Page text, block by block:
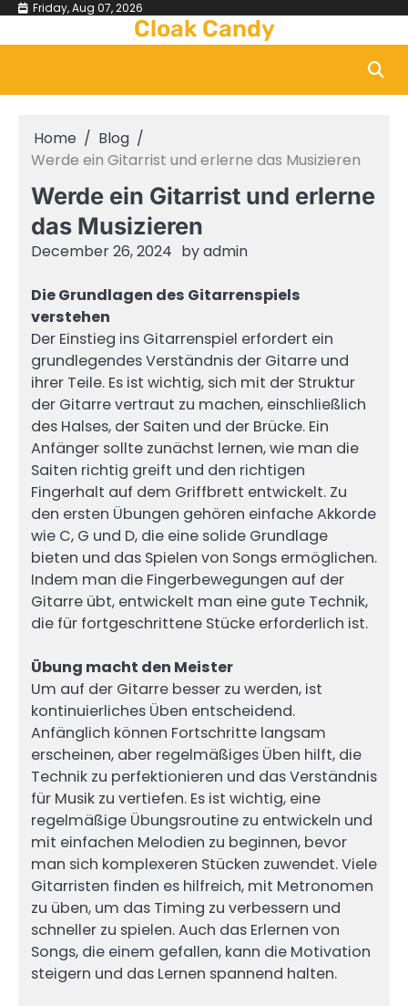
Skip Friday, Aug 07, 2026
Cloak Candy
Home
Blog
Werde ein Gitarrist und erlerne das Musizieren
Werde ein Gitarrist und erlerne
das Musizieren
December 26, 2024 byadmin
Die Grundlagen des Gitarrenspiels
verstehen
Der Einstieg ins Gitarrenspiel erfordert ein
grundlegendes Verständnis der Gitarre und
ihrer Teile. Es ist wichtig, sich mit der Struktur
der Gitarre vertraut zu machen, einschließlich
des Halses, der Saiten und der Brücke. Ein
Anfänger sollte zunächst lernen, wie man die
Saiten richtig greift und den richtigen
Fingerhalt auf dem Griffbrett entwickelt. Zu
den ersten Übungen gehören einfache Akkorde
wie C, G und D, die eine solide Grundlage
bieten und das Spielen von Songs ermöglichen.
Indem man die Fingerbewegungen auf der
Gitarre übt, entwickelt man eine gute Technik,
die für fortgeschrittene Stücke erforderlich ist.
Übung macht den Meister
Um auf der Gitarre besser zu werden, ist
kontinuierliches Üben entscheidend.
Anfänglich können Fortschritte langsam
erscheinen, aber regelmäßiges Üben hilft, die
Technik zu perfektionieren und das Verständnis
für Musik zu vertiefen. Es ist wichtig, eine
regelmäßige Übungsroutine zu entwickeln und
mit einfachen Melodien zu beginnen, bevor
man sich komplexeren Stücken zuwendet. Viele
Gitarristen finden es hilfreich, mit Metronomen
zu üben, um das Timing zu verbessern und
schneller zu spielen. Auch das Erlernen von
Songs, die einem gefallen, kann die Motivation
steigern und das Lernen spannend halten.